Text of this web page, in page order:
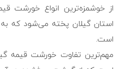
از خوشمزه‌ترین انواع خورشت
استان گیلان پخته می‌شود که
است.
مهم‌ترین تفاوت خورشت قیمه